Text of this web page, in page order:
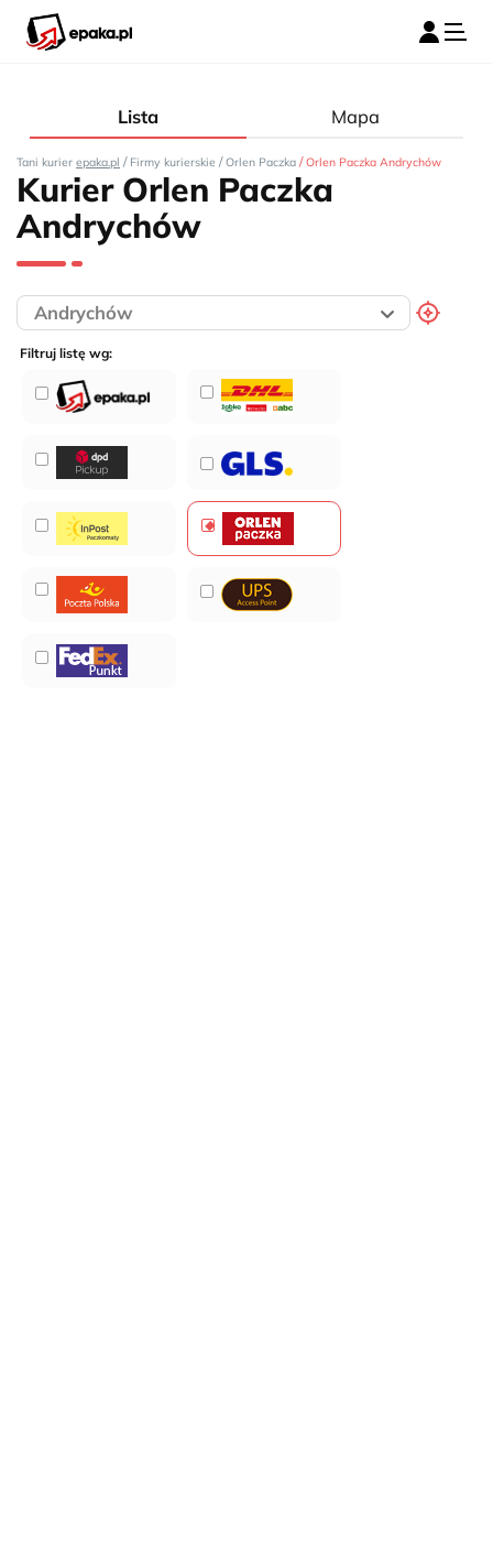
Lista Mapa
Tani kurier epaka.pl / Firmy kurierskie / Orlen Paczka / Orlen Paczka Andrychów
Kurier Orlen Paczka
Andrychów
Filtruj listę wg: